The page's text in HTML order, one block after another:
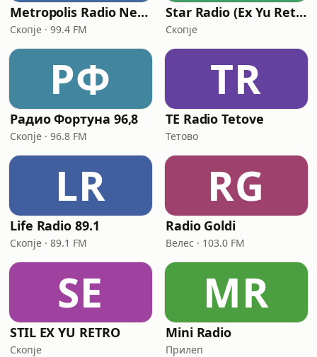
Metropolis Radio Network
Скопје · 99.4 FM
Star Radio (Ex Yu Retro)
Скопје
РФ
Радио Фортуна 96,8
Скопје · 96.8 FM
TR
TE Radio Tetove
Тетово
LR
Life Radio 89.1
Скопје · 89.1 FM
RG
Radio Goldi
Велес · 103.0 FM
SE
STIL EX YU RETRO
Скопје
MR
Mini Radio
Прилеп